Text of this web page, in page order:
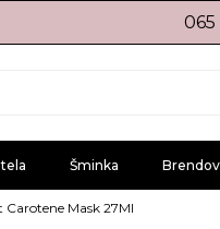
065
Šminka
Carotene Mask 27Ml